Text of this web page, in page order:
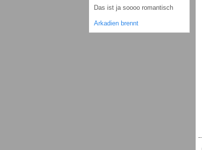
Das ist ja soooo romantisch
Arkadien brennt